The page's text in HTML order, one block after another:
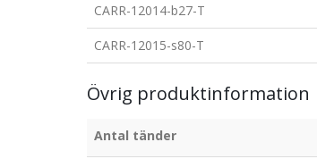
CARR-12014-b27-T
CARR-12015-s80-T
Övrig produktinformation
Antal tänder